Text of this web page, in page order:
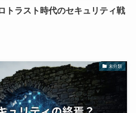
トラスト時代のセキュリティ戦
未分類